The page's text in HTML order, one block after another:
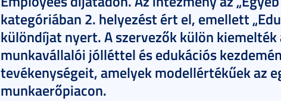
kategóriában 2. helyezést ért el, emellett
különdíjat nyert. A szervezők külön kiemelték
munkavállalói jólléttel és edukációs
tevékenységeit, amelyek modellértékűek az
munkaerőpiacon.